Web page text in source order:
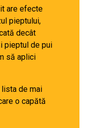
are efecte
pieptului,
decât
pieptul de pui
să aplici
de mai
o capătă